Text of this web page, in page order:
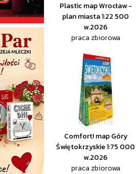
Plastic map Wrocław -
plan miasta 1:22 500
w.2026
praca zbiorowa
Comfort! map Góry
Świętokrzyskie 1:75 000
w.2026
praca zbiorowa